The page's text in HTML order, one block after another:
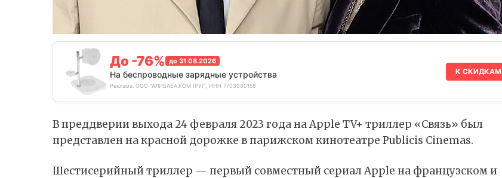
До -76% до 31.08.2026
На беспроводные зарядные устройства
Реклама. ООО "АЛИБАБА.КОМ (РУ)", ИНН 7703380158
К СКИДКАМ
В преддверии выхода 24 февраля 2023 года на Apple TV+ триллер «Связь» был
представлен на красной дорожке в парижском кинотеатре Publicis Cinemas.
Шестисерийный триллер — первый совместный сериал Apple на французском и